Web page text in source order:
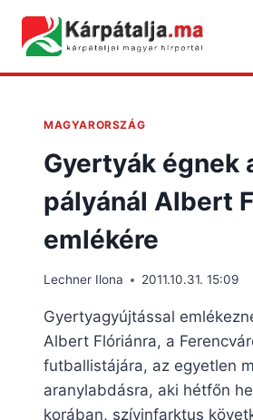
content
MAGYARORSZÁG
Gyertyák égnek
pályánál Albert
emlékére
Lechner Ilona 2011.10.31. 15:09
Gyertyagyújtással
Albert Flóriánra, a
futballistájára, az egyetlen
aranylabdásra, aki hétfőn
korában, szívinfarktus